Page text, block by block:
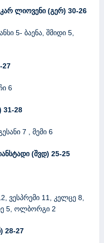
ლიოვენი (გერ) 30-26
5- ბაენა, შმიდი 5,
27
6
31-28
7 , მემი 6
(შვდ) 25-25
ვესპრემი 11, კელცე 8,
5, ოლბორგი 2
28-27